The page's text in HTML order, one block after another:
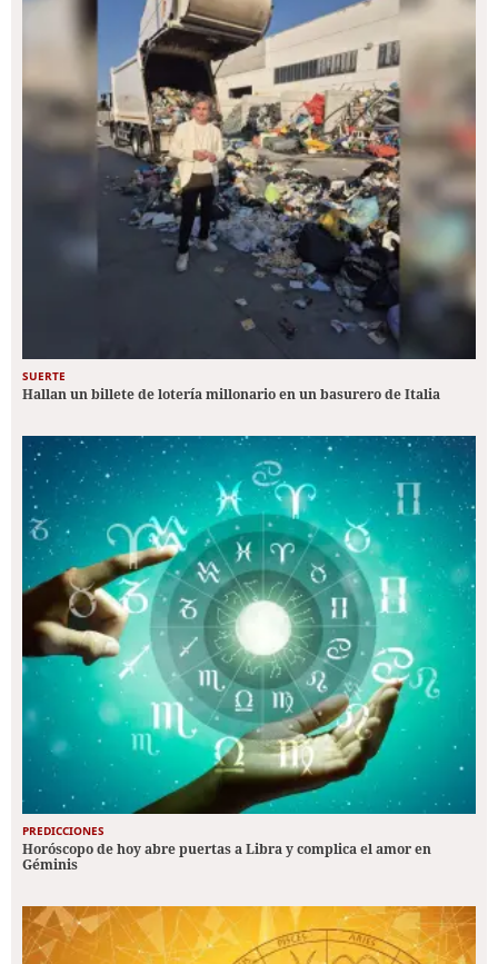
SUERTE
Hallan un billete de lotería millonario en un basurero de Italia
PREDICCIONES
Horóscopo de hoy abre puertas a Libra y complica el amor en
Géminis